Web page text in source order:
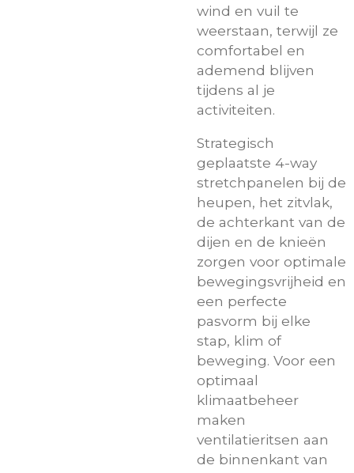
wind en vuil te
weerstaan, terwijl ze
comfortabel en
ademend blijven
tijdens al je
activiteiten.
Strategisch
geplaatste 4-way
stretchpanelen bij de
heupen, het zitvlak,
de achterkant van de
dijen en de knieën
zorgen voor optimale
bewegingsvrijheid en
een perfecte
pasvorm bij elke
stap, klim of
beweging. Voor een
optimaal
klimaatbeheer
maken
ventilatieritsen aan
de binnenkant van